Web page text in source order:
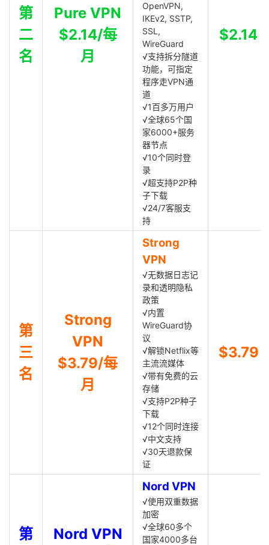
第
二
名
Pure VPN
$2.14/每
月
OpenVPN,
IKEv2, SSTP,
SSL,
WireGuard
√支持拆分隧道
功能，可指定
程序走VPN通
道
√1百多万用户
√全球65个国
家6000+服务
器节点
√10个同时登
录
√超支持P2P种
子下载
√24/7客服支
持
$2.14
第
三
名
Strong
VPN
$3.79/每
月
Strong
VPN
√无数据日志记
录和透明隐私
政策
√内置
WireGuard协
议
√解锁Netflix等
主流流媒体
√带有免费的云
存储
√支持P2P种子
下载
√12个同时连接
√中文支持
√30天退款保
证
$3.79
第
Nord VPN
Nord VPN
√使用双重数据
加密
√全球60多个
国家4000多台